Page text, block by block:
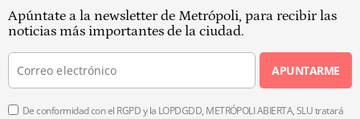
Apúntate a la newsletter de Metrópoli, para recibir las
noticias más importantes de la ciudad.
APUNTARME
De conformidad con el RGPD y la LOPDGDD, METRÓPOLI ABIERTA, SLU tratará